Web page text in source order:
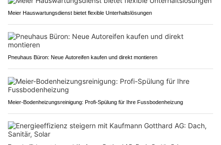
Meier Hauswartungsdienst bietet flexible Unterhaltslösungen
Pneuhaus Büron: Neue Autoreifen kaufen und direkt montieren
Meier-Bodenheizungsreinigung: Profi-Spülung für Ihre Fussbodenheizung